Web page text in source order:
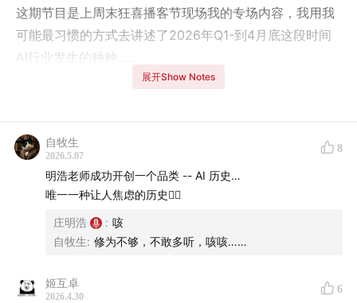
这期节目是上周末狂喜播客节现场我的专场内容，我用我
可能最习惯的方式去讲述了2026年Q1-到4月底这段时间
AI行业发生的种种……
展开Show Notes
自牧生
2026.5.07
8
明浩老师成功开创一个品类 -- AI 历史…
唯一一种让人焦虑的历史🤷‍♂️
庄明浩 : 咳
自牧生: 修为不够，不敢多听，咳咳……
姬互卓
2026.4.30
6